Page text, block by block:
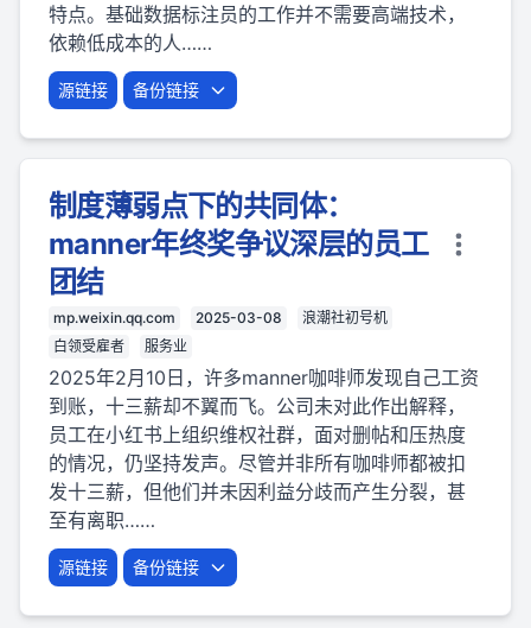
特点。基础数据标注员的工作并不需要高端技术，
依赖低成本的人……
源链接 备份链接
制度薄弱点下的共同体：
manner年终奖争议深层的员工
团结
mp.weixin.qq.com 2025-03-08
浪潮社初号机
白领受雇者
服务业
2025年2月10日，许多manner咖啡师发现自己工资
到账，十三薪却不翼而飞。公司未对此作出解释，
员工在小红书上组织维权社群，面对删帖和压热度
的情况，仍坚持发声。尽管并非所有咖啡师都被扣
发十三薪，但他们并未因利益分歧而产生分裂，甚
至有离职……
源链接 备份链接